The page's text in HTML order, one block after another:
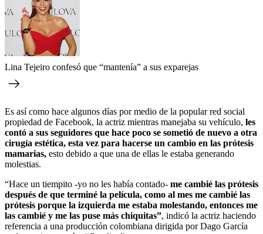
Lina Tejeiro confesó que “mantenía” a sus exparejas
Es así como hace algunos días por medio de la popular red social
propiedad de Facebook, la actriz mientras manejaba su vehículo, les
contó a sus seguidores que hace poco se sometió de nuevo a otra
cirugía estética, esta vez para hacerse un cambio en las prótesis
mamarias, esto debido a que una de ellas le estaba generando
molestias.
“Hace un tiempito -yo no les había contado- me cambié las prótesis
después de que terminé la película, como al mes me cambié las
prótesis porque la izquierda me estaba molestando, entonces me
las cambié y me las puse más chiquitas”, indicó la actriz haciendo
referencia a una producción colombiana dirigida por Dago García